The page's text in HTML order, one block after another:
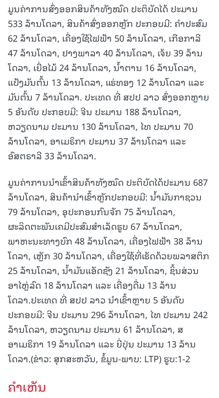
ມູນຄ່າການສົ່ງອອກສິນຄ້າທັງໝົດ ປະຕິບັດໄດ້ ປະມານ
533 ລ້ານໂດລາ, ສິນຄ້າສົ່ງອອກຫຼັກ ປະກອບມີ: ຄໍາປະສົມ
62 ລ້ານໂດລາ, ເຄື່ອງໃຊ້ໄຟຟ້າ 50 ລ້ານໂດລາ, ເກືອກາລີ
47 ລ້ານໂດລາ, ຢາງພາລາ 40 ລ້ານໂດລາ, ເຈ້ຍ 39 ລ້ານ
ໂດລາ, ເຍື່ອໄມ້ 24 ລ້ານໂດລາ, ນໍ້າຕານ 16 ລ້ານໂດລາ,
ແປ້ງມັນຕົ້ນ 13 ລ້ານໂດລາ, ແຮ່ທອງ 12 ລ້ານໂດລາ ແລະ
ມັນຕົ້ນ 7 ລ້ານໂດລາ. ປະເທດ ທີ່ ສປປ ລາວ ສົ່ງອອກຫຼາຍ
5 ອັນດັບ ປະກອບມີ: ຈີນ ປະມານ 188 ລ້ານໂດລາ,
ຫວຽດນາມ ປະມານ 130 ລ້ານໂດລາ, ໄທ ປະມານ 70
ລ້ານໂດລາ, ອາເມຣິກາ ປະມານ 37 ລ້ານໂດລາ ແລະ
ອົສຕຣາລີ 33 ລ້ານໂດລາ.
ມູນຄ່າການນຳເຂົ້າສິນຄ້າທັງໝົດ ປະຕິບັດໄດ້ປະມານ 687
ລ້ານໂດລາ, ສິນຄ້ານໍາເຂົ້າຫຼັກປະກອບມີ: ນ້ຳມັນກາຊວນ
79 ລ້ານໂດລາ, ອຸປະກອນກົນຈັກ 75 ລ້ານໂດລາ,
ຜະລິດຕະພັນເຄມີປະສົມສໍາເລັດຮູບ 67 ລ້ານໂດລາ,
ພາຫະນະທາງບົກ 48 ລ້ານໂດລາ, ເຄື່ອງໄຟຟ້າ 38 ລ້ານ
ໂດລາ, ເຫຼັກ 30 ລ້ານໂດລາ, ເຄື່ອງໃຊ້ທີ່ເຮັດດ້ວຍພລາສຕິກ
25 ລ້ານໂດລາ, ນໍ້າມັນແອັດຊັງ 21 ລ້ານໂດລາ, ຊິ້ນສ່ວນ
ອາໄຫຼ່ລົດ 18 ລ້ານໂດລາ ແລະ ເຄື່ອງດື່ມ 13 ລ້ານ
ໂດລາ.ປະເທດ ທີ່ ສປປ ລາວ ນໍາເຂົ້າຫຼາຍ 5 ອັນດັບ
ປະກອບມີ: ຈີນ ປະມານ 296 ລ້ານໂດລາ, ໄທ ປະມານ 242
ລ້ານໂດລາ, ຫວຽດນາມ ປະມານ 61 ລ້ານໂດລາ, ສ
ອາເມຣິກາ 19 ລ້ານໂດລາ ແລະ ຍີ່ປຸ່ນ ປະມານ 13 ລ້ານ
ໂດລາ.(ຂ່າວ: ສຸກສະຫວັນ, ຂໍ້ມູນ-ພາບ: LTP) ຮູບ:1-2
ຄໍາເຫັນ